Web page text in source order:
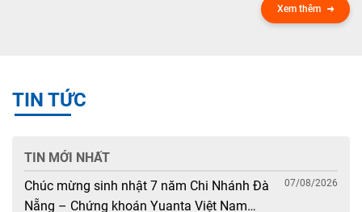
Xem thêm
TIN TỨC
TIN MỚI NHẤT
Chúc mừng sinh nhật 7 năm Chi Nhánh Đà
Nẵng – Chứng khoán Yuanta Việt Nam
07/08/2026